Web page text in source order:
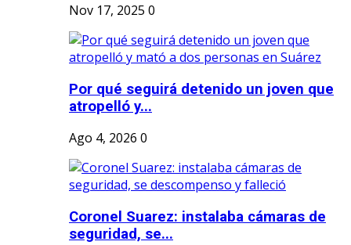
Nov 17, 2025 0
Por qué seguirá detenido un joven que
atropelló y...
Ago 4, 2026 0
Coronel Suarez: instalaba cámaras de
seguridad, se...